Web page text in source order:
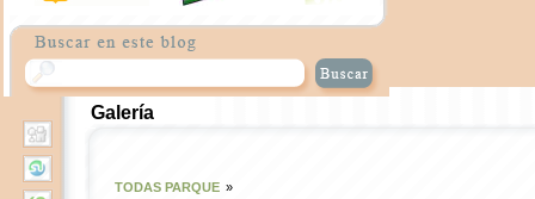
Galería
TODAS PARQUE »